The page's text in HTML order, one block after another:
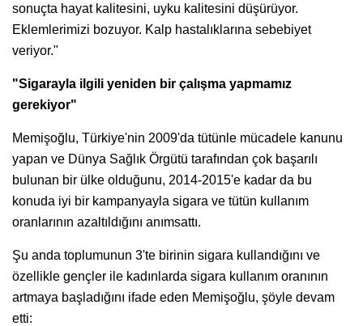
sonuçta hayat kalitesini, uyku kalitesini düşürüyor.
Eklemlerimizi bozuyor. Kalp hastalıklarına sebebiyet
veriyor."
"Sigarayla ilgili yeniden bir çalışma yapmamız
gerekiyor"
Memişoğlu, Türkiye'nin 2009'da tütünle mücadele kanunu
yapan ve Dünya Sağlık Örgütü tarafından çok başarılı
bulunan bir ülke olduğunu, 2014-2015'e kadar da bu
konuda iyi bir kampanyayla sigara ve tütün kullanım
oranlarının azaltıldığını anımsattı.
Şu anda toplumunun 3'te birinin sigara kullandığını ve
özellikle gençler ile kadınlarda sigara kullanım oranının
artmaya başladığını ifade eden Memişoğlu, şöyle devam
etti: